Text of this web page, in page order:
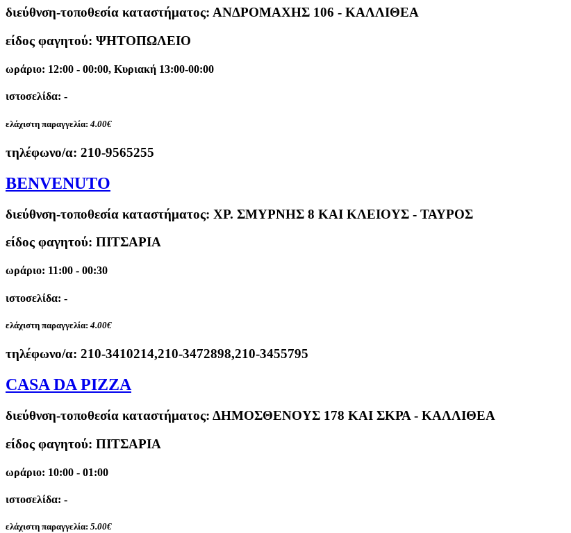
διεύθνση-τοποθεσία καταστήματος: ΑΝΔΡΟΜΑΧΗΣ 106 - ΚΑΛΛΙΘΕΑ
είδος φαγητού: ΨΗΤΟΠΩΛΕΙΟ
ωράριο: 12:00 - 00:00, Κυριακή 13:00-00:00
ιστοσελίδα: -
ελάχιστη παραγγελία: 4.00€
τηλέφωνο/α: 210-9565255
BENVENUTO
διεύθνση-τοποθεσία καταστήματος: ΧΡ. ΣΜΥΡΝΗΣ 8 ΚΑΙ ΚΛΕΙΟΥΣ - ΤΑΥΡΟΣ
είδος φαγητού: ΠΙΤΣΑΡΙΑ
ωράριο: 11:00 - 00:30
ιστοσελίδα: -
ελάχιστη παραγγελία: 4.00€
τηλέφωνο/α: 210-3410214,210-3472898,210-3455795
CASA DA PIZZA
διεύθνση-τοποθεσία καταστήματος: ΔΗΜΟΣΘΕΝΟΥΣ 178 ΚΑΙ ΣΚΡΑ - ΚΑΛΛΙΘΕΑ
είδος φαγητού: ΠΙΤΣΑΡΙΑ
ωράριο: 10:00 - 01:00
ιστοσελίδα: -
ελάχιστη παραγγελία: 5.00€